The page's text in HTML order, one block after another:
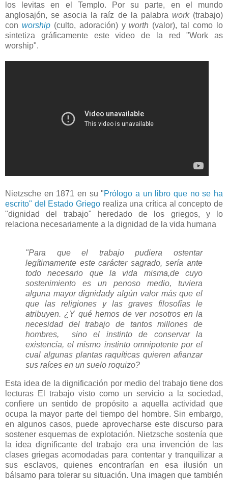
los levitas en el Templo.
Por su parte, en el mundo
anglosajón, se asocia la raíz de la palabra work(trabajo)
con worship(culto, adoración) yworth (valor), tal como lo
sintetiza gráficamente este video de la red "Work as
worship".
Nietzsche en 1871 en su "Prólogo a un libro que no se ha
escrito" del Estado Griego realiza una crítica al concepto de
"dignidad del trabajo" heredado de los griegos, y lo
relaciona necesariamente a la dignidad de la vida humana
"Para que el trabajo pudiera ostentar
legítimamente este carácter sagrado,sería ante
todo necesario que la vida misma,de cuyo
sostenimiento es un penoso medio, tuviera
alguna mayor dignidady algún valor más que el
que las religiones y las graves filosofías le
atribuyen.¿Y qué hemos de ver nosotros en la
necesidad del trabajo de tantos millones de
hombres, sino el instinto de conservar la
existencia,el mismo instinto omnipotente por el
cual algunas plantas raquíticasquieren afianzar
sus raíces en un suelo roquizo?
Esta idea de la dignificación por medio del trabajo tiene dos
lecturas El trabajo visto como un servicio a la sociedad,
confiere un sentido de propósito a aquella actividad que
ocupa la mayor parte del tiempo del hombre. Sin embargo,
en algunos casos, puede aprovecharse este discurso para
sostener esquemas de explotación. Nietzsche sostenía que
la idea dignificante del trabajo era una invención de las
clases griegas acomodadas para contentar y tranquilizar a
sus esclavos, quienes encontrarían en esa ilusión un
bálsamo para tolerar su situación. Una imagen que también